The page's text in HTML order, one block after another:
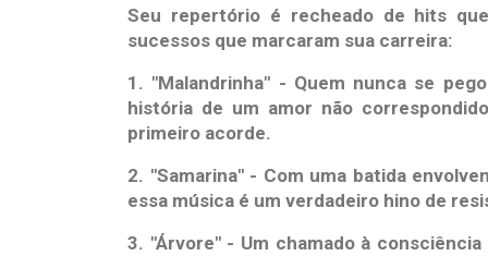
Seu repertório é recheado de hits
sucessos que marcaram sua carreira:
1. "Malandrinha" - Quem nunca se
história de um amor não
primeiro acorde.
2. "Samarina" - Com uma batida
essa música é um verdadeiro hino de
3. "Árvore" - Um chamado à